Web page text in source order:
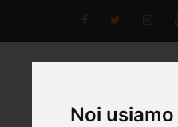
Noi